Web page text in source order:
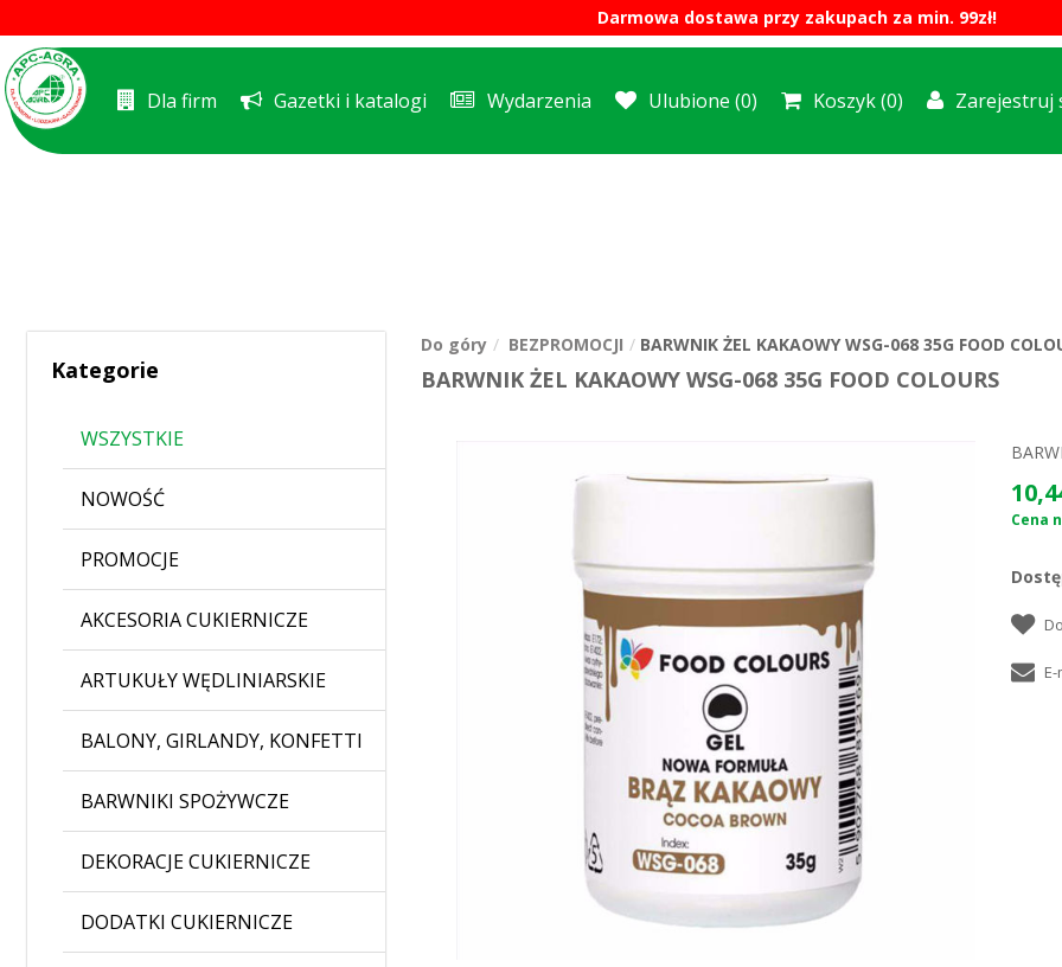
Darmowa dostawa przy zakupach za min. 99zł!
Dla firm Gazetki i katalogi Wydarzenia Ulubione (0) Koszyk (0) Zarejestruj
Kategorie
WSZYSTKIE
NOWOŚĆ
PROMOCJE
AKCESORIA CUKIERNICZE
ARTUKUŁY WĘDLINIARSKIE
BALONY, GIRLANDY, KONFETTI
BARWNIKI SPOŻYWCZE
DEKORACJE CUKIERNICZE
DODATKI CUKIERNICZE
Do góry BEZPROMOCJI BARWNIK ŻEL KAKAOWY WSG-068 35G FOOD
BARWNIK ŻEL KAKAOWY WSG-068 35G FOOD COLOURS
Cena